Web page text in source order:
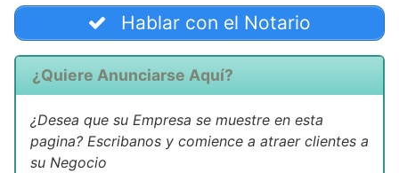
Hablar con el Notario
¿Quiere Anunciarse Aquí?
¿Desea que su Empresa se muestre en esta
pagina? Escribanos y comience a atraer clientes a
su Negocio